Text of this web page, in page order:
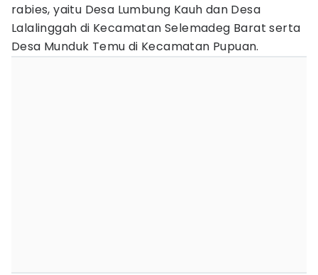
rabies, yaitu Desa Lumbung Kauh dan Desa
Lalalinggah di Kecamatan Selemadeg Barat serta
Desa Munduk Temu di Kecamatan Pupuan.